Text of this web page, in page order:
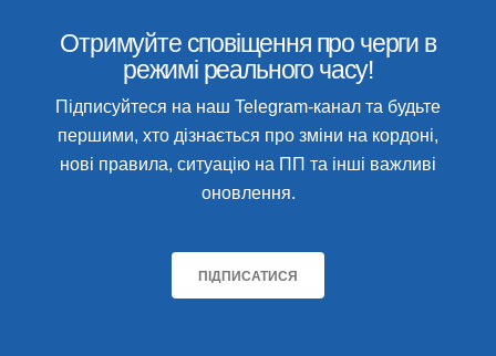
Отримуйте сповіщення про черги в
режимі реального часу!
Підписуйтеся на наш Telegram-канал та будьте
першими, хто дізнається про зміни на кордоні,
нові правила, ситуацію на ПП та інші важливі
оновлення.
ПІДПИСАТИСЯ